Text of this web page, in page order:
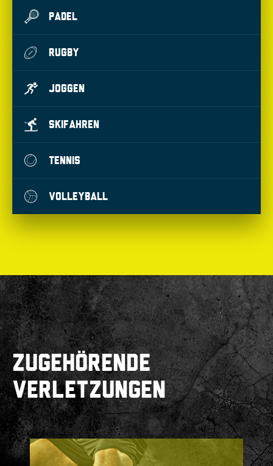
PADEL
RUGBY
JOGGEN
SKIFAHREN
TENNIS
VOLLEYBALL
ZUGEHÖRENDE
VERLETZUNGEN